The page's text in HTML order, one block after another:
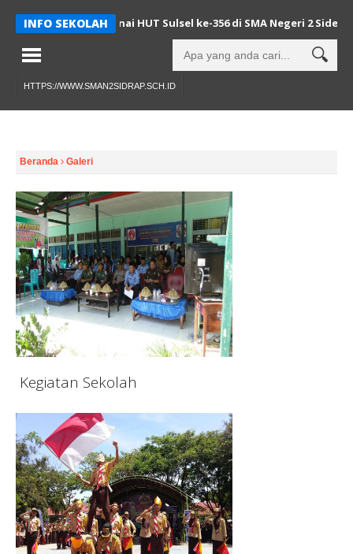
INFO SEKOLAH
Serentak Warnai HUT Sulsel ke-356 di SMA Negeri 2
HTTPS://WWW.SMAN2SIDRAP.SCH.ID
Beranda Galeri
Kegiatan Sekolah